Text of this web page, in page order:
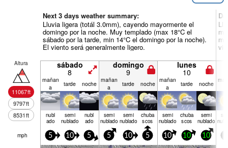
Next 3 days weather summary:
Lluvia ligera (totál 3.0mm), cayendo mayormente el
domingo por la noche. Muy templado (max 18°C el
sábado por la tarde, min 14°C el domingo por la noche).
El viento será generalmente ligero.
Altura
11067ft
9797ft
8531ft
sábado
8
domingo
9
lunes
10
mañan
a
tarde noche mañan
a
tarde noche mañan
a
tarde noche
nubl
ado
semi
nublado
nubl
ado
semi
nublado
semi
nublado
chuba
scos
semi
nublado
chuba
scos
semi
nublado
mph 5 10 5 5 10 5 10 10 10